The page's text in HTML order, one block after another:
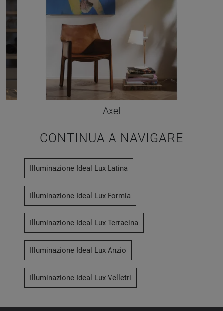
Axel
CONTINUA A NAVIGARE
Illuminazione Ideal Lux Latina
Illuminazione Ideal Lux Formia
Illuminazione Ideal Lux Terracina
Illuminazione Ideal Lux Anzio
Illuminazione Ideal Lux Velletri